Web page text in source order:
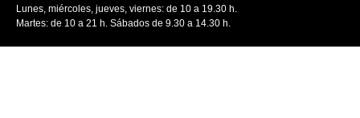
Lunes, miércoles, jueves, viernes: de 10 a 19.30 h.
Martes: de 10 a 21 h. Sábados de 9.30 a 14.30 h.